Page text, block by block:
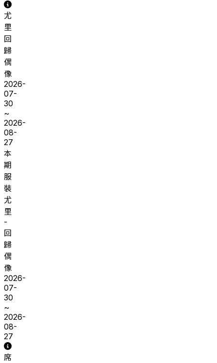
尤
里
回
歸
偶
像
2026-
07-
30
~
2026-
08-
27
本
期
服
裝
尤
里
-
回
歸
偶
像
2026-
07-
30
~
2026-
08-
27
席